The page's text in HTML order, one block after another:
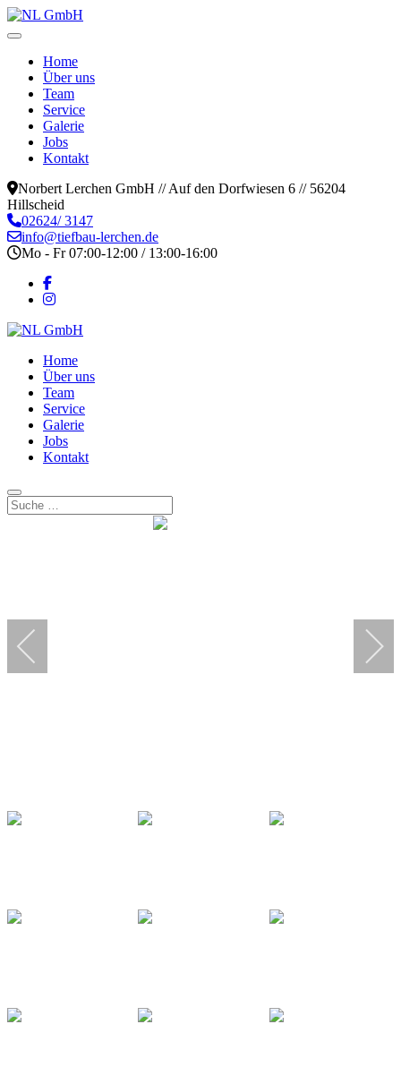
Home
Über uns
Team
Service
Galerie
Jobs
Kontakt
Norbert Lerchen GmbH // Auf den Dorfwiesen 6 // 56204
Hillscheid
02624/ 3147
info@tiefbau-lerchen.de
Mo - Fr 07:00-12:00 / 13:00-16:00
Home
Über uns
Team
Service
Galerie
Jobs
Kontakt